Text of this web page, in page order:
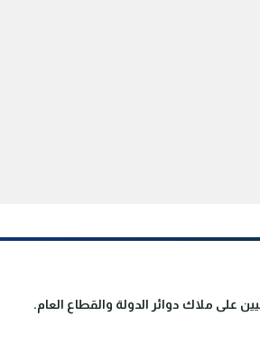
على ملاك دوائر الدولة والقطاع العام.